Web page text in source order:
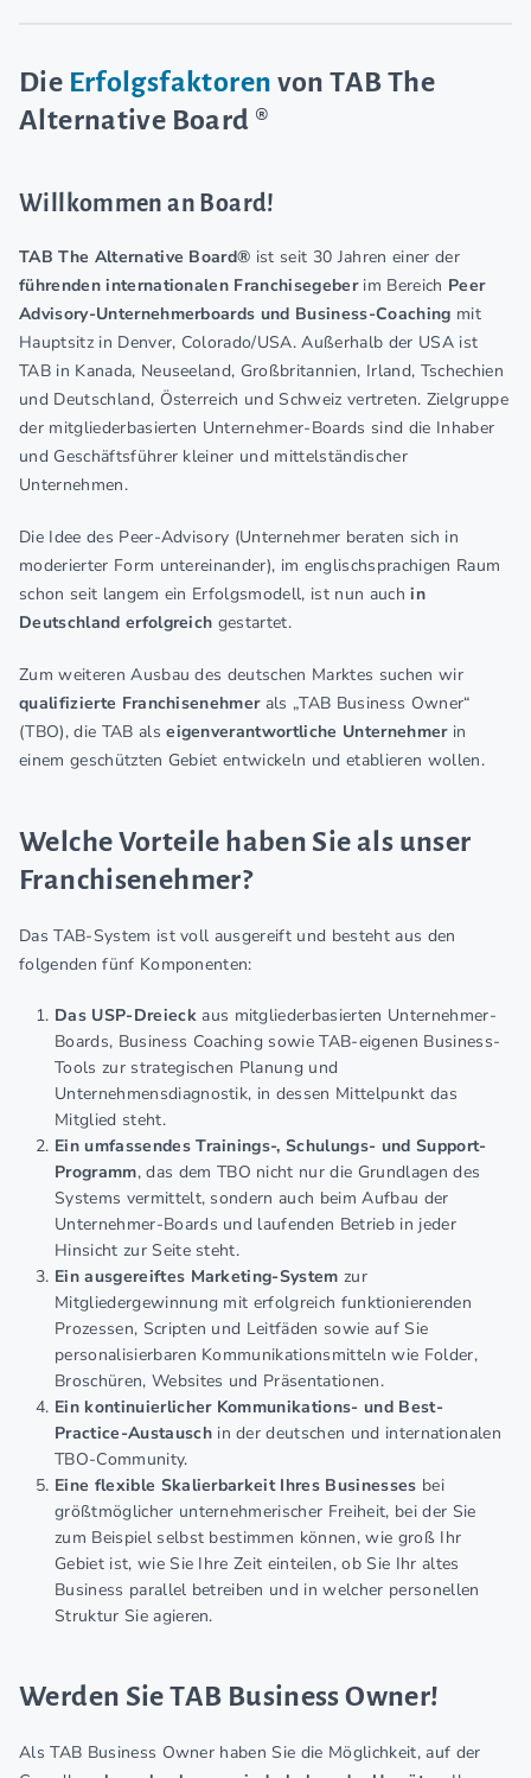
Die Erfolgsfaktoren von TAB The
Alternative Board ®
Willkommen an Board!
TAB The Alternative Board® ist seit 30 Jahren einer der
führenden internationalen Franchisegeberim Bereich Peer
Advisory-Unternehmerboards und Business-Coaching mit
Hauptsitz in Denver, Colorado/USA. Außerhalb der USA ist
TAB in Kanada, Neuseeland, Großbritannien, Irland, Tschechien
und Deutschland, Österreich und Schweiz vertreten. Zielgruppe
der mitgliederbasierten Unternehmer-Boards sind die Inhaber
und Geschäftsführer kleiner und mittelständischer
Unternehmen.
Die Idee des Peer-Advisory (Unternehmer beraten sich in
moderierter Form untereinander), im englischsprachigen Raum
schon seit langem ein Erfolgsmodell, ist nun auchin
Deutschland erfolgreich gestartet.
Zum weiteren Ausbau des deutschen Marktes suchen wir
qualifizierte Franchisenehmerals „TAB Business Owner“
(TBO), die TAB alseigenverantwortliche Unternehmerin
einem geschützten Gebiet entwickeln und etablieren wollen.
Welche Vorteile haben Sie als unser
Franchisenehmer?
Das TAB-System ist voll ausgereift und besteht aus den
folgenden fünf Komponenten:
Das USP-Dreieckaus mitgliederbasierten Unternehmer-
Boards, Business Coaching sowie TAB-eigenen Business-
Tools zur strategischen Planung und
Unternehmensdiagnostik, in dessen Mittelpunkt das
Mitglied steht.
Ein umfassendes Trainings-, Schulungs- und Support-
Programm, das dem TBO nicht nur die Grundlagen des
Systems vermittelt, sondern auch beim Aufbau der
Unternehmer-Boards und laufenden Betrieb in jeder
Hinsicht zur Seite steht.
Ein ausgereiftes Marketing-System zur
Mitgliedergewinnung mit erfolgreich funktionierenden
Prozessen, Scripten und Leitfäden sowie auf Sie
personalisierbaren Kommunikationsmitteln wie Folder,
Broschüren, Websites und Präsentationen.
Ein kontinuierlicher Kommunikations- und Best-
Practice-Austauschin der deutschen und internationalen
TBO-Community.
Eine flexible Skalierbarkeit Ihres Businesses bei
größtmöglicher unternehmerischer Freiheit, bei der Sie
zum Beispiel selbst bestimmen können, wie groß Ihr
Gebiet ist, wie Sie Ihre Zeit einteilen, ob Sie Ihr altes
Business parallel betreiben und in welcher personellen
Struktur Sie agieren.
Werden Sie TAB Business Owner!
Als TAB Business Owner haben Sie die Möglichkeit, auf der